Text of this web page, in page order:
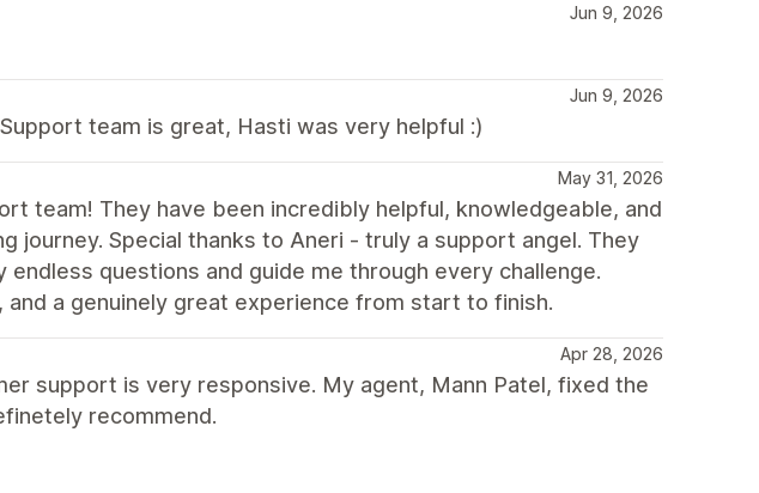
Jun 9, 2026
Jun 9, 2026
team is great, Hasti was very helpful :)
May 31, 2026
team! They have been incredibly helpful, knowledgeable, and
journey. Special thanks to Aneri - truly a support angel. They
questions and guide me through every challenge.
a genuinely great experience from start to finish.
Apr 28, 2026
support is very responsive. My agent, Mann Patel, fixed the
recommend.